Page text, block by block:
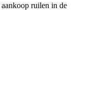
ruilen in de